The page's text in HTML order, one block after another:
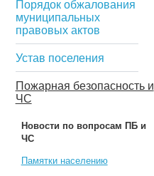
Порядок обжалования
муниципальных
правовых актов
Устав поселения
Пожарная безопасность и
ЧС
Новости по вопросам ПБ и
ЧС
Памятки населению